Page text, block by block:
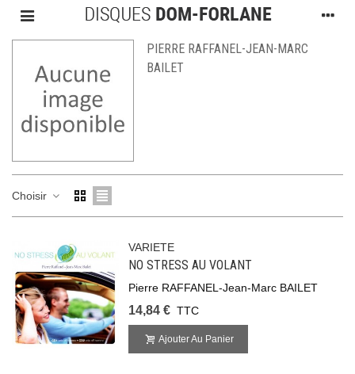
PIERRE RAFFANEL-JEAN-MARC
BAILET
Choisir
VARIETE
NO STRESS AU VOLANT
Pierre RAFFANEL-Jean-Marc BAILET
14,84 € TTC
Ajouter Au Panier